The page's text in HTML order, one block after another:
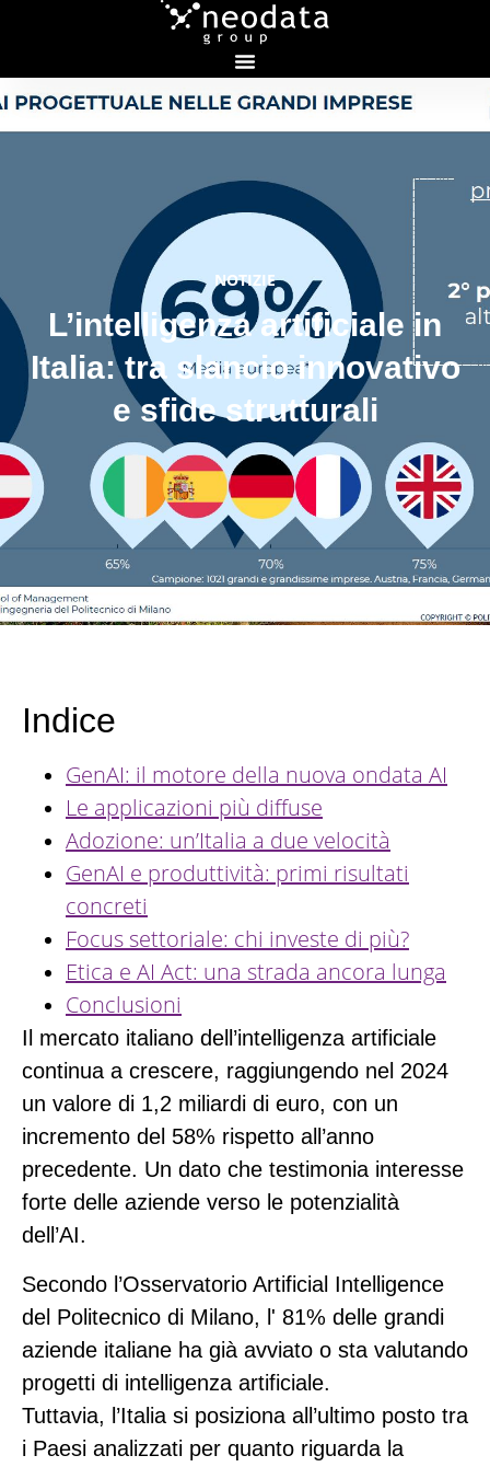
NOTIZIE
L’intelligenza artificiale in
Italia: tra slancio innovativo
e sfide strutturali
Indice
GenAI: il motore della nuova ondata AI
Le applicazioni più diffuse
Adozione: un’Italia a due velocità
GenAI e produttività: primi risultati
concreti
Focus settoriale: chi investe di più?
Etica e AI Act: una strada ancora lunga
Conclusioni
Il mercato italiano dell’intelligenza artificiale
continua a crescere, raggiungendo nel 2024
un valore di 1,2 miliardi di euro, con un
incremento del 58% rispetto all’anno
precedente. Un dato che testimonia interesse
forte delle aziende verso le potenzialità
dell’AI.
Secondo l’Osservatorio Artificial Intelligence
del Politecnico di Milano, l' 81% delle grandi
aziende italiane ha già avviato o sta valutando
progetti di intelligenza artificiale.
Tuttavia, l’Italia si posiziona all’ultimo posto tra
i Paesi analizzati per quanto riguarda la